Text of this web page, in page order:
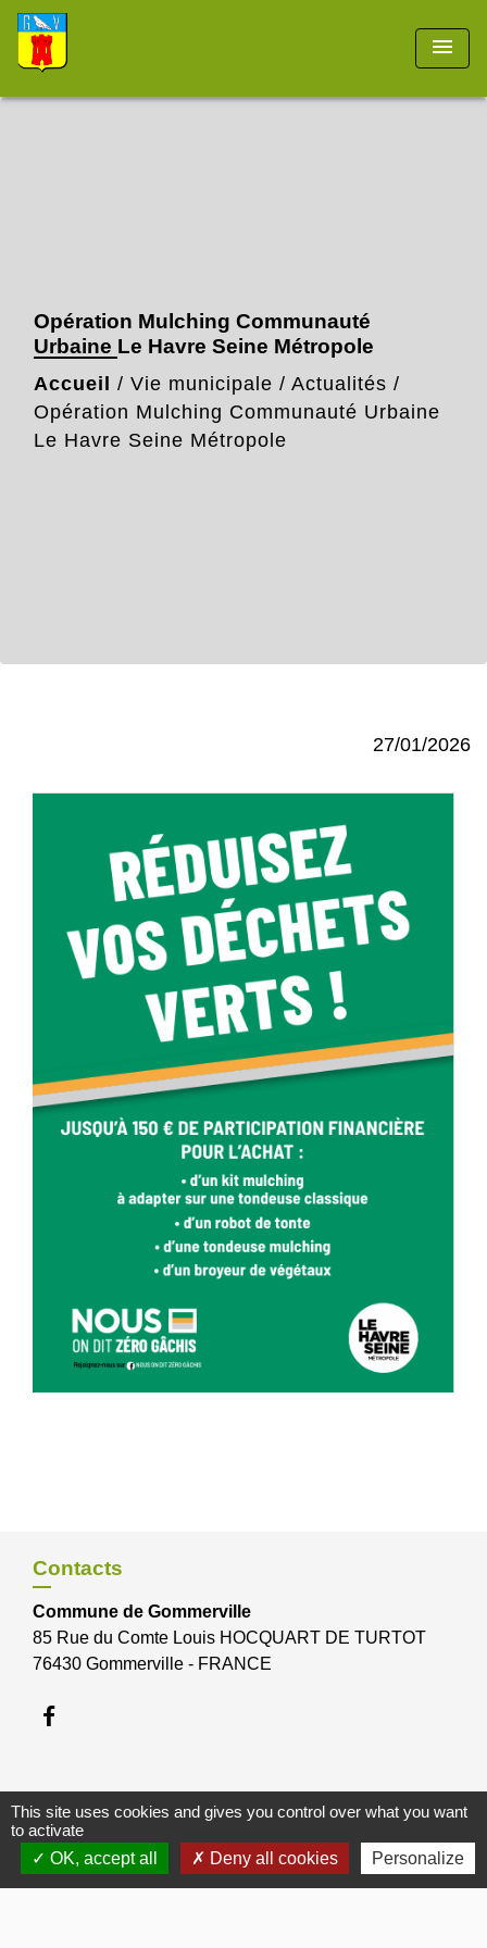
menu
Opération Mulching Communauté
Urbaine Le Havre Seine Métropole
Accueil / Vie municipale / Actualités /
Opération Mulching Communauté Urbaine
Le Havre Seine Métropole
27/01/2026
Contacts
Commune de Gommerville
85 Rue du Comte Louis HOCQUART DE TURTOT
76430 Gommerville - FRANCE
Bulletins Municipaux
Bulletin municipal 2026
Bulletin municipal 2025
This site uses cookies and gives you control over what you want
to activate
OK, accept all
Deny all cookies Personalize